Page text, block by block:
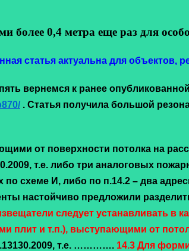
более 0,4 метра еще раз для
статья актуальна для объектов,
вернемся к ранее
. Статья получила большой
от поверхности потолка на
т.е. либо три аналоговых
схеме И, либо по п.14.2 – два
настойчиво предложили
следует устанавливать в
плит и т.п.), выступающими от
т.е. …………. 14.3 Для